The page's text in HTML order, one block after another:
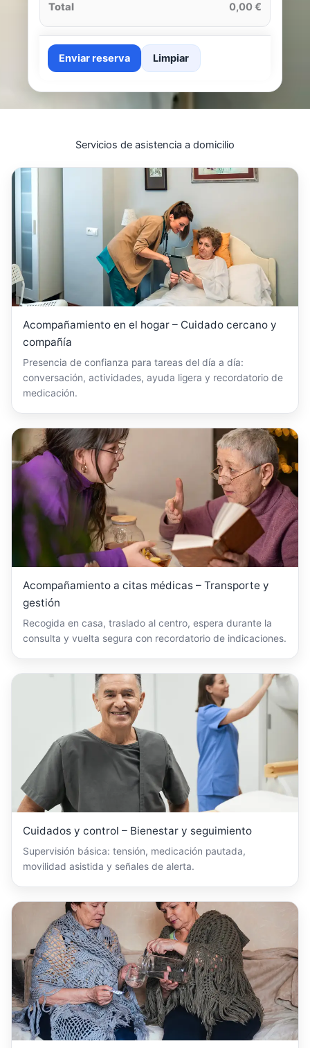
Total
0,00 €
Enviar reserva Limpiar
Servicios de asistencia a domicilio
Acompañamiento en el hogar – Cuidado cercano y
compañía
Presencia de confianza para tareas del día a día:
conversación, actividades, ayuda ligera y recordatorio de
medicación.
Acompañamiento a citas médicas – Transporte y
gestión
Recogida en casa, traslado al centro, espera durante la
consulta y vuelta segura con recordatorio de indicaciones.
Cuidados y control – Bienestar y seguimiento
Supervisión básica: tensión, medicación pautada,
movilidad asistida y señales de alerta.